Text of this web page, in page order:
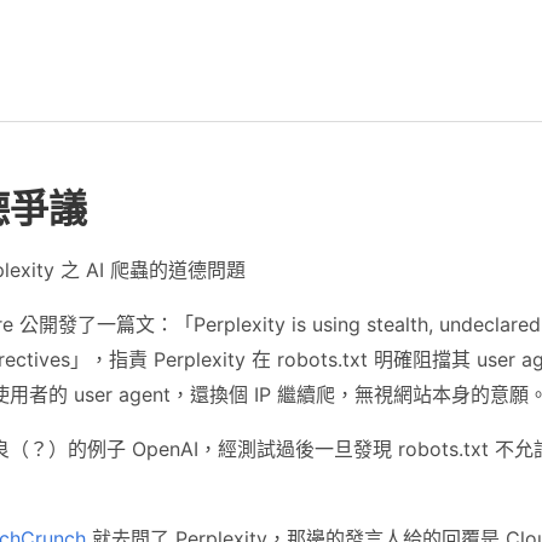
議
之 AI 爬蟲的道德問題
公開發了一篇文：「Perplexity is using stealth,
」，指責 Perplexity 在 robots.txt 明確阻擋其 user
用者的 user agent，還換個 IP 繼續爬，無視網站本身的意願
（？）的例子 OpenAI，經測試過後一旦發現 robots.txt 不允